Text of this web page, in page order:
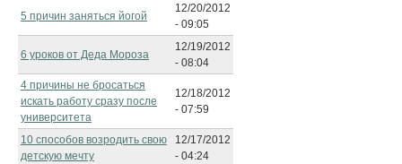
5 причин заняться йогой
12/20/2012
- 09:05
6 уроков от Деда Мороза
12/19/2012
- 08:04
4 причины не бросаться
искать работу сразу после
университета
12/18/2012
- 07:59
10 способов возродить свою
детскую мечту
12/17/2012
- 04:24